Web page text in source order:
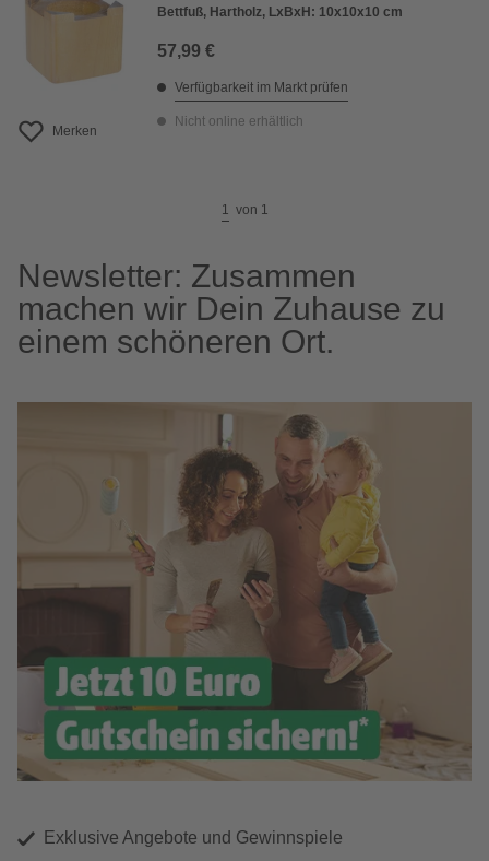
Bewertung
Merken
Bettfuß, Hartholz, LxBxH: 10x10x10 cm
57,99 €
Verfügbarkeit im Markt prüfen
Nicht online erhältlich
1 von 1
Newsletter: Zusammen
machen wir Dein Zuhause zu
einem schöneren Ort.
Exklusive Angebote und Gewinnspiele